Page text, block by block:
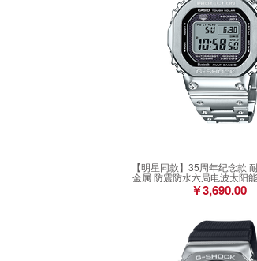
【明星同款】35周年纪念款
金属 防震防水六局电波太阳
表GMW-B5000D-
￥3,690.00